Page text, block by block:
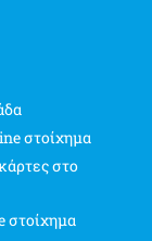
στοίχημα
στο
στοίχημα